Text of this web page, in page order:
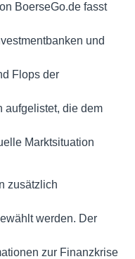
BoerseGo.de fasst
und
Flops der
aufgelistet, die dem
Marktsituation
zusätzlich
werden. Der
zur Finanzkrise